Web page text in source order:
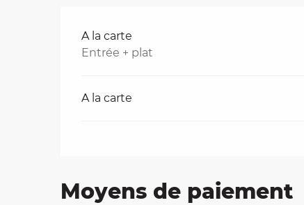
Tarifs 2026
A la carte
Entrée + plat
A la carte
Moyens de paiement